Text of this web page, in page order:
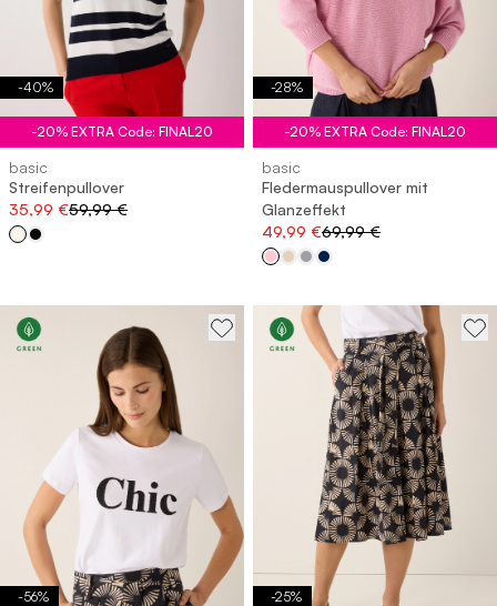
-40%
-20% EXTRA Code: FINAL20
basic
Streifenpullover
35,99 €59,99 €
-28%
-20% EXTRA Code: FINAL20
basic
Fledermauspullover mit
Glanzeffekt
49,99 €69,99 €
-56% -25%